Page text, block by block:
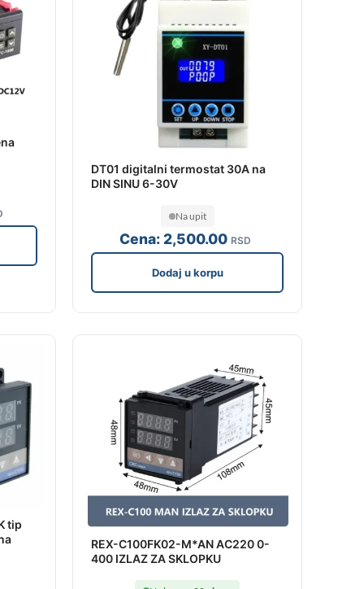
DT01 digitalni termostat 30A na
DIN SINU 6-30V
Cena: 2,500.00 RSD
Na upit
Dodaj u korpu
tip
REX-C100FK02-M*AN AC220 0-
400 IZLAZ ZA SKLOPKU